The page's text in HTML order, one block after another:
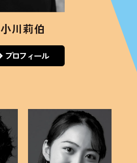
小川莉伯
プロフィール